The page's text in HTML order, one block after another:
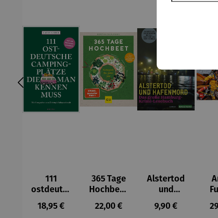
111
ostdeutsc
Campingp
Regulärer Preis:
18,95 €
365 Tage
Hochbeet
Ernteglüc
k das
Regulärer Preis:
22,00 €
Alstertod
und
Hafenmor
d | Das
Regulärer Preis:
9,90 €